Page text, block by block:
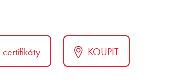
KOUPIT